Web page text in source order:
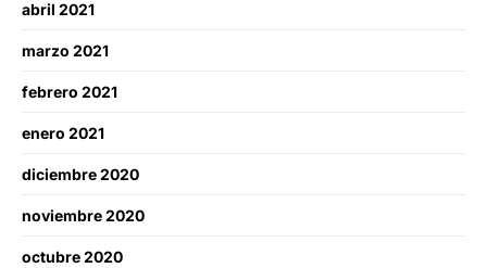
abril 2021
marzo 2021
febrero 2021
enero 2021
diciembre 2020
noviembre 2020
octubre 2020